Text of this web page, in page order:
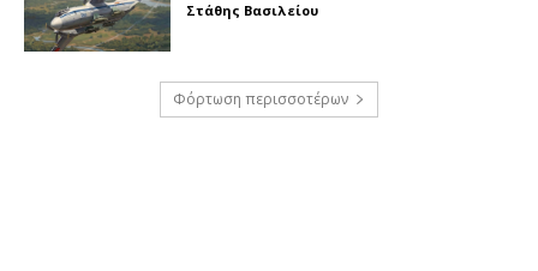
Στάθης Βασιλείου
Φόρτωση περισσοτέρων